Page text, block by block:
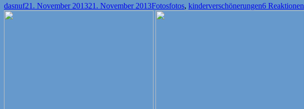
Autor
dasnufVeröffentlicht
21. November 201321. November 2013Kategorien
FotosSchlagwörter
fotos, kinderverschönerungen6 Reaktionen